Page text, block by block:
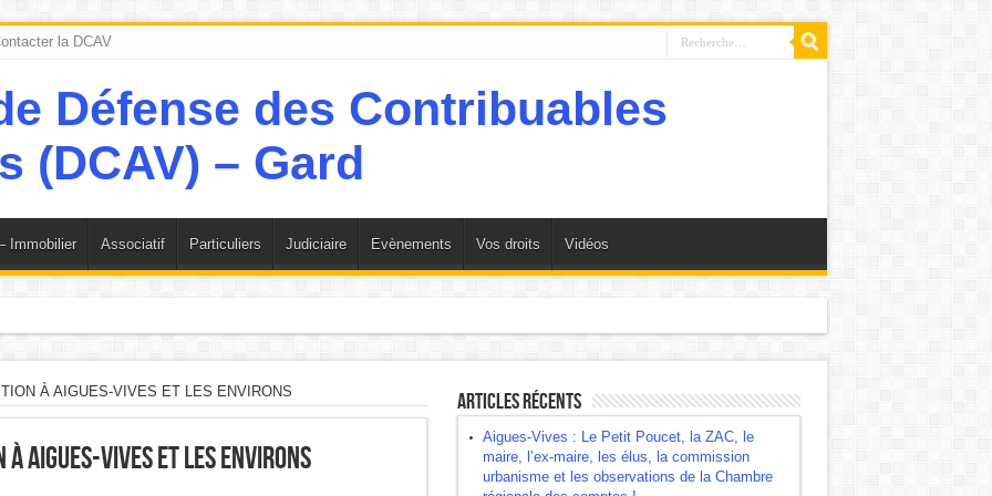
la DCAV
Immobilier Associatif Particuliers Judiciaire Evènements Vos droits Vidéos
maire, les élus, la commission urbanisme et les observations de la Chambre régionale des comptes !
EXPLIQUEZ-NOUS !
restent en rade.
À AIGUES-VIVES ET LES ENVIRONS
VIVES ET LES ENVIRONS
Articles récents
Aigues-Vives : Le Petit Poucet, la ZAC, le
maire, l’ex-maire, les élus, la commission
urbanisme et les observations de la Chambre